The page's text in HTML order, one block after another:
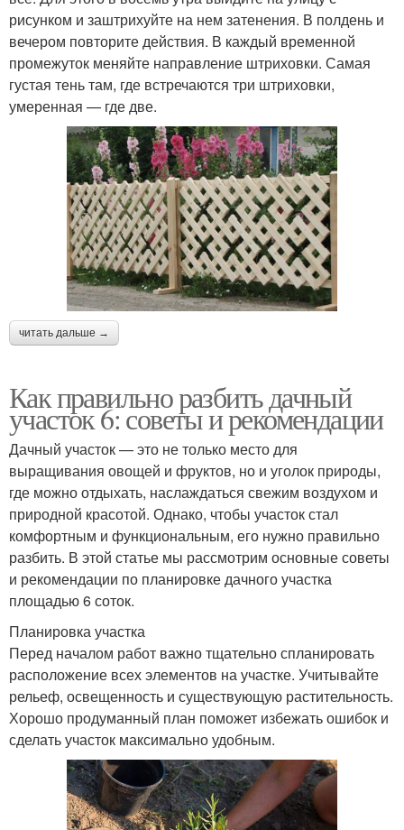
рисунком и заштрихуйте на нем затенения. В полдень и
вечером повторите действия. В каждый временной
промежуток меняйте направление штриховки. Самая
густая тень там, где встречаются три штриховки,
умеренная — где две.
читать дальше →
Как правильно разбить дачный
участок 6: советы и рекомендации
Дачный участок — это не только место для
выращивания овощей и фруктов, но и уголок природы,
где можно отдыхать, наслаждаться свежим воздухом и
природной красотой. Однако, чтобы участок стал
комфортным и функциональным, его нужно правильно
разбить. В этой статье мы рассмотрим основные советы
и рекомендации по планировке дачного участка
площадью 6 соток.
Планировка участка
Перед началом работ важно тщательно спланировать
расположение всех элементов на участке. Учитывайте
рельеф, освещенность и существующую растительность.
Хорошо продуманный план поможет избежать ошибок и
сделать участок максимально удобным.